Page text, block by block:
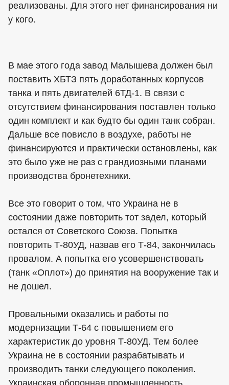
реализованы. Для этого нет финансирования ни
у кого.
В мае этого года завод Малышева должен был
поставить ХБТЗ пять доработанных корпусов
танка и пять двигателей 6ТД-1. В связи с
отсутствием финансирования поставлен только
один комплект и как будто бы один танк собран.
Дальше все повисло в воздухе, работы не
финансируются и практически остановлены, как
это было уже не раз с грандиозными планами
производства бронетехники.
Все это говорит о том, что Украина не в
состоянии даже повторить тот задел, который
остался от Советского Союза. Попытка
повторить Т-80УД, назвав его Т-84, закончилась
провалом. А попытка его усовершенствовать
(танк «Оплот») до принятия на вооружение так и
не дошел.
Провальными оказались и работы по
модернизации Т-64 с повышением его
характеристик до уровня Т-80УД. Тем более
Украина не в состоянии разрабатывать и
производить танки следующего поколения.
Украинская оборонная промышленность